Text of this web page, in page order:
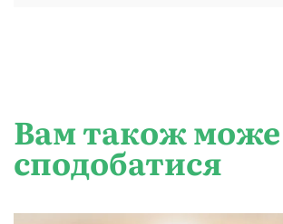
Вам також може
сподобатися